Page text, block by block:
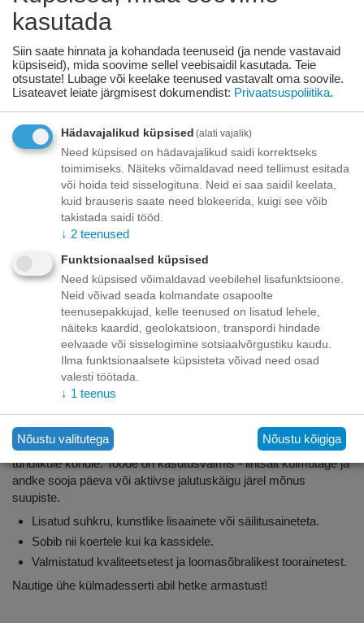
+
Lisage sooviloendisse Esita küsimus
Kohaletoimetamine
Tasuta kohaletoimetamine teie ukse taha tellimustele üle
70.00 euro!
Saatmiskulud kuni 69,99 eurot:
Venipaki kullerteenus – 10.00 EUR
Unisend pakiautomaat - 3,50 eurot
Omniva pakiautomaat - 5,00 eurot
Makse
Kirjeldus
Bekoni piruka jäätis - jahutav maius koertele ja kassidele,
kes on vanemad kui 2 kuud. 0% rasva, laktoosivaba.
Poputage oma koera või kassi värskendava ja tervisliku
maiusega - eriti välja töötatud külmutatav jogurt, mis sobib
tundlikule kõhule. Toode on kasutusvalmis - lihtsalt külmutage ja
andke sooja päeva või aktiivse jalutuskäigu järel mõnus
suupiste.
Lisatud suhkru, kunstlike lisaainete või säilitusaineteta.
Sobib nii koertele kui ka kassidele.
Valmistatud kvaliteetsetest ja loomasõbralikest toorainetest.
Nautige ühe külmadesserti abil hetke armastust!
kasutada
Siin saate hinnata ja kohandada teenuseid (ja nende vastavaid
küpsiseid), mida soovime sellel veebisaidil kasutada. Teie
otsustate! Lubage või keelake teenused vastavalt oma soovile.
Lisateavet leiate järgmisest dokumendist: Privaatsuspoliitika.
Hädavajalikud küpsised (alati vajalik)
Need küpsised on hädavajalikud saidi korrektseks
toimimiseks. Näiteks võimaldavad need tellimust esitada
või hoida teid sisselogituna. Neid ei saa saidil keelata,
kuid brauseris saate need blokeerida, kuigi see võib
takistada saidi tööd.
↓ 2 teenused
Funktsionaalsed küpsised
Need küpsised võimaldavad veebilehel lisafunktsioone.
Neid võivad seada kolmandate osapoolte
teenusepakkujad, kelle teenused on lisatud lehele,
näiteks kaardid, geolokatsioon, transpordi hindade
eelvaade või sisselogimine sotsiaalvõrgustiku kaudu.
Ilma funktsionaalsete küpsisteta võivad need osad
valesti töötada.
↓ 1 teenus
Nõustu valitutega Nõustu kõigiga